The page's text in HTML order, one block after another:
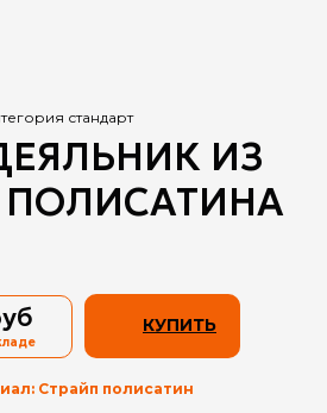
КУПИТЬ
стандарт
ИЗ
ПОЛИСАТИНА
Страйп полисатин